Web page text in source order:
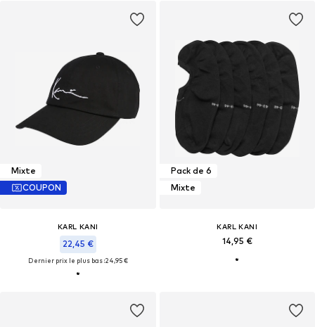
Mixte
COUPON
KARL KANI
22,45 €
Dernier prix le plus bas :24,95 €
Pack de 6
Mixte
KARL KANI
14,95 €